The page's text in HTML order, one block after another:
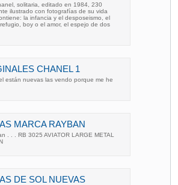
solitaria, editado en 1984, 230
ilustrado con fotografías de su vida
la infancia y el desposeismo, el
boy o el amor, el espejo de dos
CHANEL 1
están nuevas las vendo porque me he
MARCA RAYBAN
. . . RB 3025 AVIATOR LARGE METAL
DE SOL NUEVAS